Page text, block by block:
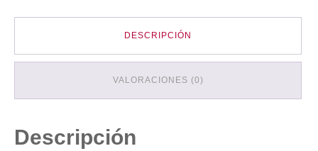
DESCRIPCIÓN
VALORACIONES (0)
Descripción